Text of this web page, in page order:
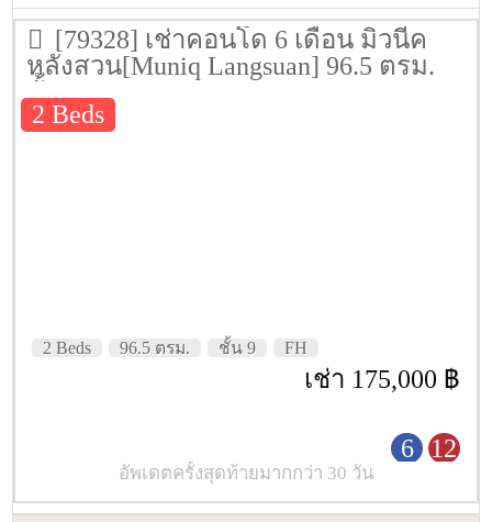
[79328] เช่าคอนโด 6 เดือน มิวนีค
หลังสวน[Muniq Langsuan] 96.5 ตรม.
ชั้น 9
2 Beds
2 Beds 96.5 ตรม. ชั้น 9 FH
เช่า 175,000 ฿
6 12
อัพเดตครั้งสุดท้ายมากกว่า 30 วัน